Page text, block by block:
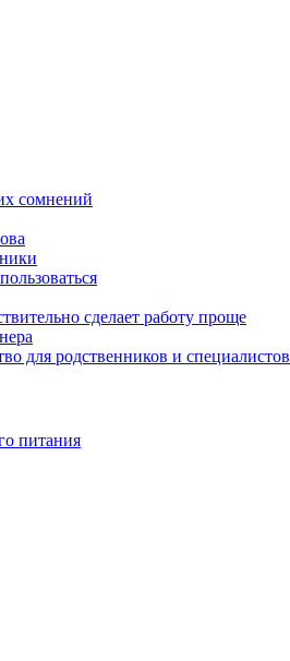
сомнений
сделает работу проще
для родственников и специалистов
питания